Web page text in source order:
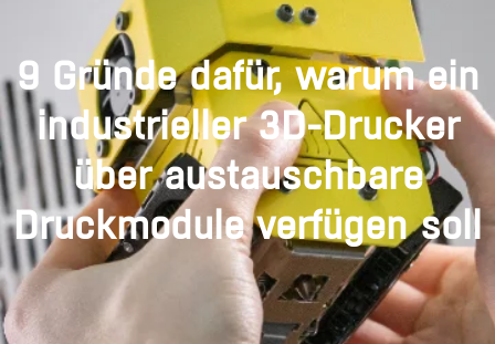
9 Gründe dafür, warum ein
industrieller 3D-Drucker
über austauschbare
Druckmodule verfügen soll